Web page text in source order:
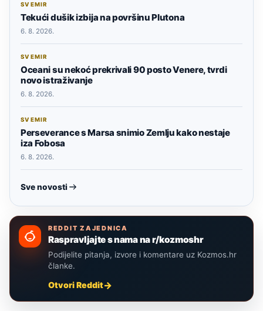
SVEMIR
Tekući dušik izbija na površinu Plutona
6. 8. 2026.
SVEMIR
Oceani su nekoć prekrivali 90 posto Venere, tvrdi
novo istraživanje
6. 8. 2026.
SVEMIR
Perseverance s Marsa snimio Zemlju kako nestaje
iza Fobosa
6. 8. 2026.
Sve novosti
REDDIT ZAJEDNICA
Raspravljajte s nama na r/kozmoshr
Podijelite pitanja, izvore i komentare uz Kozmos.hr
članke.
Otvori Reddit